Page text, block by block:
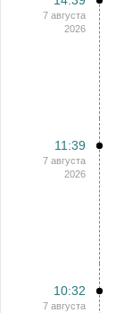
7 августа
2026
11:39
7 августа
2026
10:32
7 августа